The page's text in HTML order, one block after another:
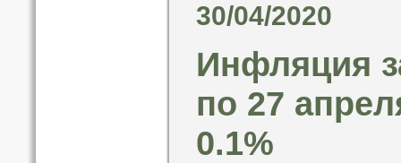
30/04/2020
Инфляция
по 27
0.1%